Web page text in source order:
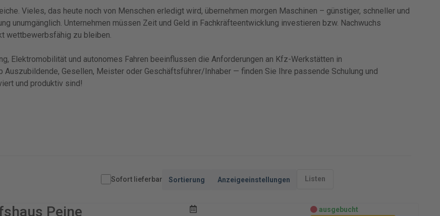
Vieles, das heute noch von Menschen erledigt wird, übernehmen morgen Maschinen – günstiger, schneller und
unumgänglich. Unternehmen müssen Zeit und Geld in Fachkräfteentwicklung investieren bzw. Nachwuchs
wettbewerbsfähig zu bleiben.
Elektromobilität und autonomes Fahren beeinflussen die Anforderungen an Kfz-Werkstätten in
Gesellen, Meister oder Geschäftsführer/Inhaber — finden Sie Ihre passende Schulung und
und produktiv sind!
Sofort lieferbar Sortierung Anzeigeeinstellungen Listen
Peine ausgebucht